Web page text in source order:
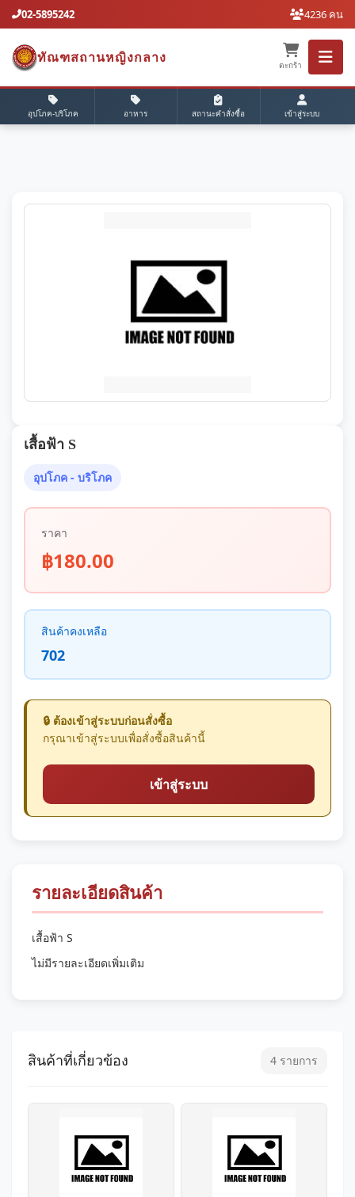
02-5895242 4236 คน
ทัณฑสถานหญิงกลาง
ตะกร้า
อุปโภค-บริโภค อาหาร สถานะคำสั่งซื้อ เข้าสู่ระบบ
เสื้อฟ้า S
อุปโภค - บริโภค
ราคา
฿180.00
สินค้าคงเหลือ
702
🔒 ต้องเข้าสู่ระบบก่อนสั่งซื้อ
กรุณาเข้าสู่ระบบเพื่อสั่งซื้อสินค้านี้
เข้าสู่ระบบ
รายละเอียดสินค้า
เสื้อฟ้า S
ไม่มีรายละเอียดเพิ่มเติม
สินค้าที่เกี่ยวข้อง 4 รายการ